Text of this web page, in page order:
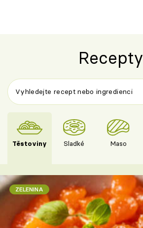
Recepty
Těstoviny Sladké Maso
ZELENINA